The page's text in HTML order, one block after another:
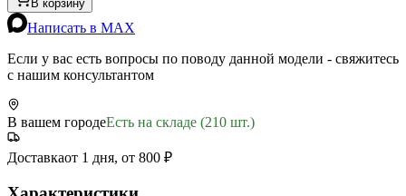
В корзину
Написать в MAX
Если у вас есть вопросы по поводу данной модели - свяжитесь
с нашим консультантом
В вашем городеЕсть на складе (210 шт.)
Доставкаот 1 дня, от 800 ₽